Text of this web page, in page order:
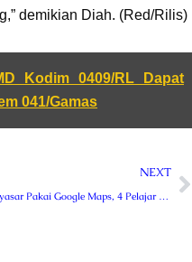
demikian Diah. (Red/Rilis)
Kodim 0409/RL Dapat
041/Gamas
NEXT